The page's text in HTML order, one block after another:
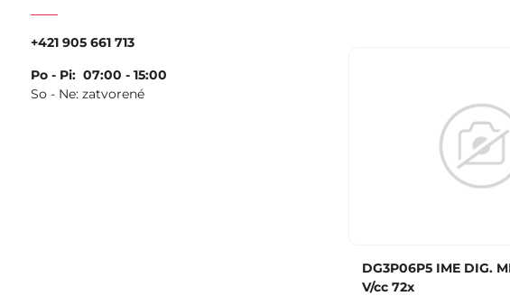
+421 905 661 713
Po - Pi: 07:00 - 15:00
So - Ne: zatvorené
DG3P06P5 IME DIG.
V/cc 72x